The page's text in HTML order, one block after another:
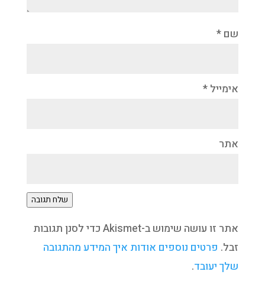
שם *
אימייל *
אתר
שלח תגובה
אתר זו עושה שימוש ב-Akismet כדי לסנן תגובות
זבל. פרטים נוספים אודות איך המידע מהתגובה
שלך יעובד.